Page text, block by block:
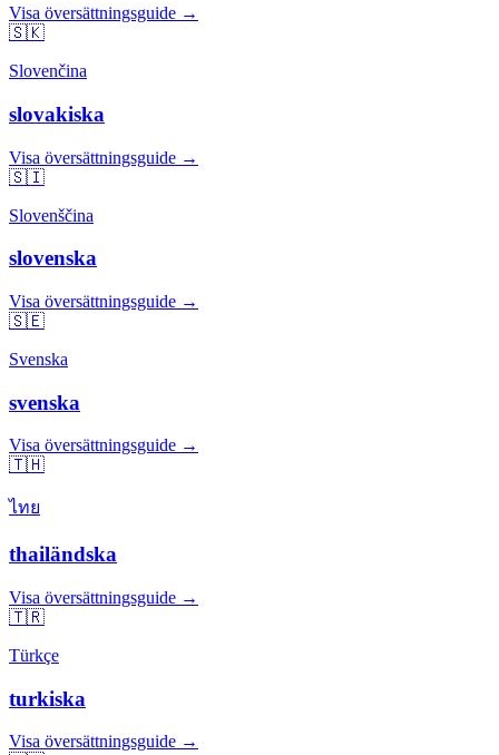
Visa översättningsguide →
🇸🇰
Slovenčina
slovakiska
Visa översättningsguide →
🇸🇮
Slovenščina
slovenska
Visa översättningsguide →
🇸🇪
Svenska
svenska
Visa översättningsguide →
🇹🇭
ไทย
thailändska
Visa översättningsguide →
🇹🇷
Türkçe
turkiska
Visa översättningsguide →